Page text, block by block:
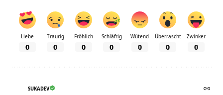
Liebe
0
Traurig
0
Fröhlich
0
Schläfrig
0
Wütend
0
Überrascht
0
Zwinker
0
SUKADEV